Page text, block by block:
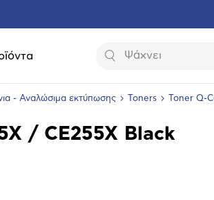
Αναζήτηση
- Αναλώσιμα εκτύπωσης Toners Toner Q-
/ CE255X Black